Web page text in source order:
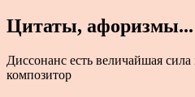
Цитаты, афоризмы...
Диссонанс есть величайшая
композитор